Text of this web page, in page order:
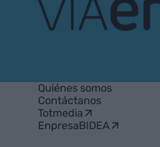
Quiénes somos
Contáctanos
Totmedia
EnpresaBIDEA